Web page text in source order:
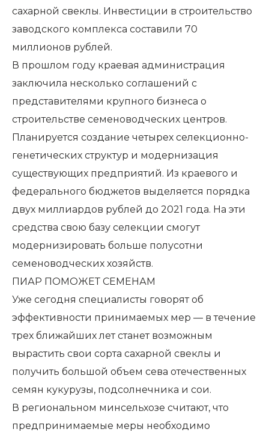
сахарной свеклы. Инвестиции в строительство
заводского комплекса составили 70
миллионов рублей.
В прошлом году краевая администрация
заключила несколько соглашений с
представителями крупного бизнеса о
строительстве семеноводческих центров.
Планируется создание четырех селекционно-
генетических структур и модернизация
существующих предприятий. Из краевого и
федерального бюджетов выделяется порядка
двух миллиардов рублей до 2021 года. На эти
средства свою базу селекции смогут
модернизировать больше полусотни
семеноводческих хозяйств.
ПИАР ПОМОЖЕТ СЕМЕНАМ
Уже сегодня специалисты говорят об
эффективности принимаемых мер — в течение
трех ближайших лет станет возможным
вырастить свои сорта сахарной свеклы и
получить большой объем сева отечественных
семян кукурузы, подсолнечника и сои.
В региональном минсельхозе считают, что
предпринимаемые меры необходимо